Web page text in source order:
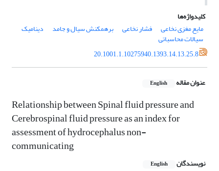
کلیدواژه‌ها
مایع مغزی نخاعی
فشار نخاعی برهمکنش سیال و جامد دینامیک
سیالات محاسباتی
20.1001.1.10275940.1393.14.13.25.8
عنوان مقاله English
Relationship between Spinal fluid pressure and
Cerebrospinal fluid pressure as an index for
assessment of hydrocephalus non-
communicating
نویسندگان English